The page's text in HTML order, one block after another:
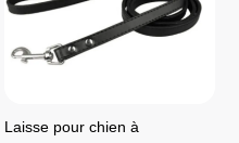
Laisse pour chien à